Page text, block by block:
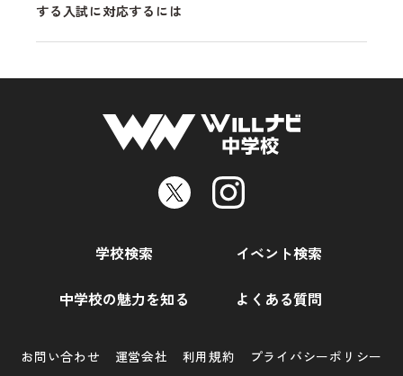
する入試に対応するには
学校検索 イベント検索
中学校の魅力を知る よくある質問
お問い合わせ 運営会社 利用規約 プライバシーポリシー